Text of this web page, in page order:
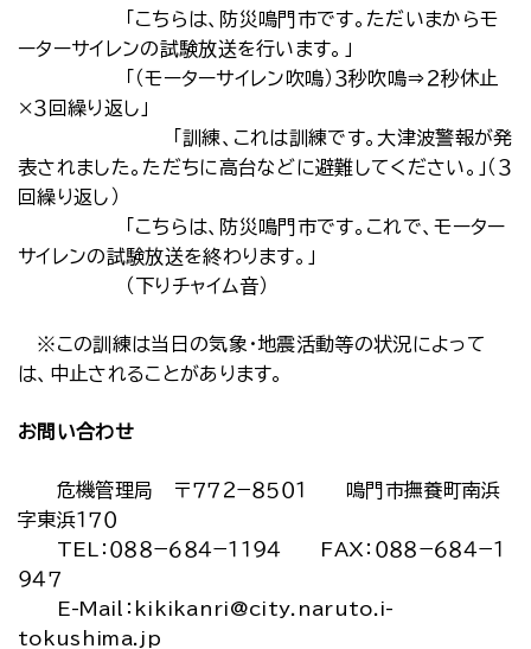
「こちらは、防災鳴門市です。ただいまからモ
ーターサイレンの試験放送を行います。」
「（モーターサイレン吹鳴）３秒吹鳴⇒２秒休止
×３回繰り返し」
「訓練、これは訓練です。大津波警報が発
表されました。ただちに高台などに避難してください。」（３
回繰り返し）
「こちらは、防災鳴門市です。これで、モーター
サイレンの試験放送を終わります。」
（下りチャイム音）
※この訓練は当日の気象・地震活動等の状況によって
は、中止されることがあります。
お問い合わせ
危機管理局 〒７７２−８５０１ 鳴門市撫養町南浜
字東浜１７０
TEL：０８８−６８４−１１９４ FAX：０８８−６８４−１
９４７
E-Mail：kikikanri@city.naruto.i-
tokushima.jp